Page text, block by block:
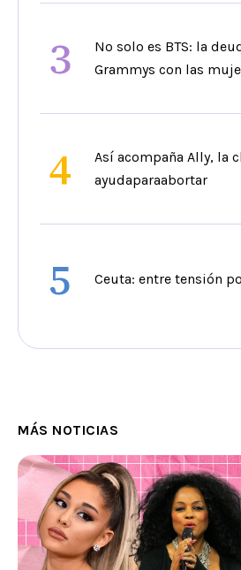
3
No solo es BTS: la
Grammys con las
4
Así acompaña Ally, la
ayudaparaabortar
5 Ceuta: entre tensión
MÁS NOTICIAS